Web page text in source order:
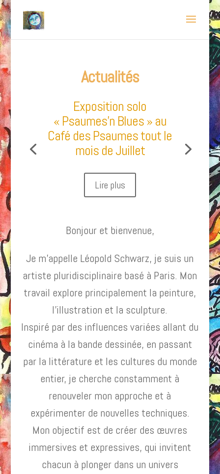
Actualités
Exposition solo
« Psaumes’n Blues » au
Café des Psaumes tout le
mois de Juillet
Lire plus
Bonjour et bienvenue,
Je m’appelle Léopold Schwarz, je suis un
artiste pluridisciplinaire basé à Paris. Mon
travail explore principalement la peinture,
l’illustration et la sculpture.
Inspiré par des influences variées allant du
cinéma à la bande dessinée, en passant
par la littérature et les cultures du monde
entier, je cherche constamment à
renouveler mon approche et à
expérimenter de nouvelles techniques.
Mon objectif est de créer des œuvres
immersives et expressives, qui invitent
chacun à plonger dans un univers